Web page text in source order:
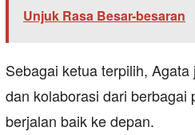
Unjuk Rasa Besar-besaran
Sebagai ketua terpilih,
dan kolaborasi dari berbagai
berjalan baik ke depan.